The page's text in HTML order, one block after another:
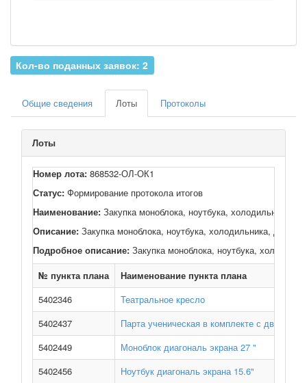
Кол-во поданных заявок: 2
Общие сведения Лоты Протоколы
Лоты
Номер лота: 868532-ОЛ-ОК1
Статус: Формирование протокола итогов
Наименование: Закупка моноблока, ноутбука, холодильника,
Описание: Закупка моноблока, ноутбука, холодильника, доска
Подробное описание: Закупка моноблока, ноутбука,
№ пункта плана
Наименование пункта плана
5402346
Театральное кресло
5402437
Парта ученическая в комплекте с двумя
5402449
Моноблок диагональ экрана 27 "
5402456
Ноутбук диагональ экрана 15.6"